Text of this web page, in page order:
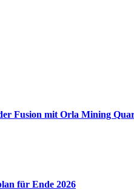
Fusion mit Orla Mining
für Ende 2026